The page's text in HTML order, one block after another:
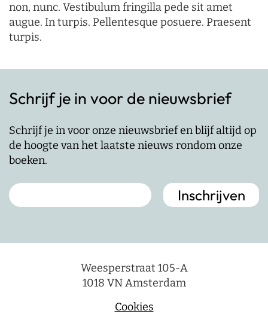
non, nunc. Vestibulum fringilla pede sit amet
augue. In turpis. Pellentesque posuere. Praesent
turpis.
Schrijf je in voor de nieuwsbrief
Schrijf je in voor onze nieuwsbrief en blijf altijd op
de hoogte van het laatste nieuws rondom onze
boeken.
Weesperstraat 105-A
1018 VN Amsterdam
Cookies